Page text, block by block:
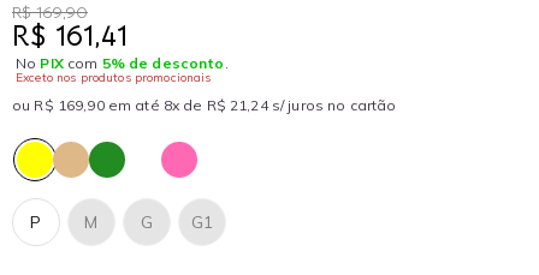
R$ 169,90
R$ 161,41
No PIXcom 5% de desconto .
Exceto nos produtos promocionais
ou R$ 169,90 em até 8x de R$ 21,24 s/ juros no cartão
P G G1
M